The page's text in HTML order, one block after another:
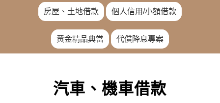
房屋、土地借款 個人信用/小額借款
黃金精品典當 代償降息專案
汽車、機車借款